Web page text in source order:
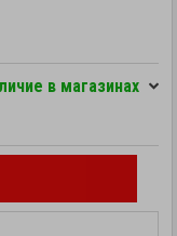
в магазинах